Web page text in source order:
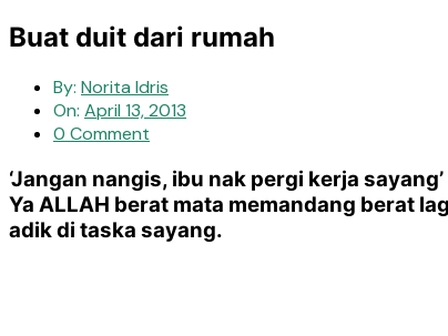
Buat duit dari rumah
By: Norita Idris
On: April 13, 2013
0 Comment
‘Jangan nangis, ibu nak pergi kerja
Ya ALLAH berat mata memandang berat
adik di taska sayang.